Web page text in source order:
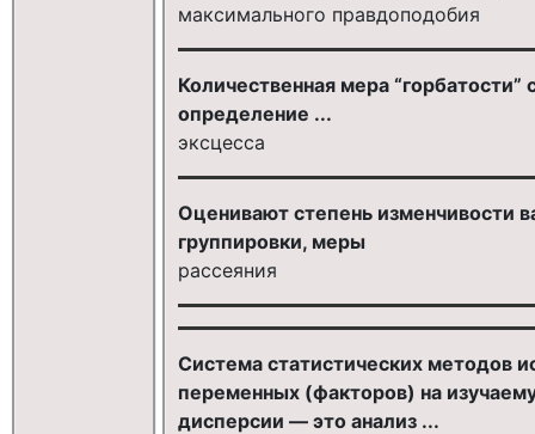
максимального правдоподобия
Количественная мера
определение ...
эксцесса
Оценивают степень изменчивости
группировки, меры
рассеяния
Система статистических методов
переменных (факторов) на
дисперсии — это анализ ...